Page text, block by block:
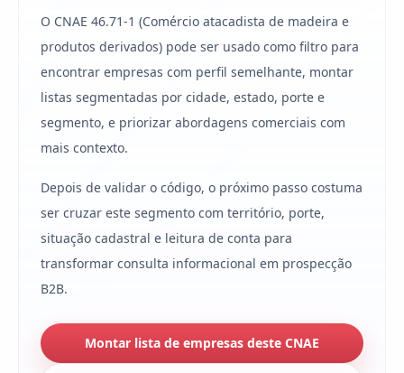
O CNAE 46.71-1 (Comércio atacadista de madeira e
produtos derivados) pode ser usado como filtro para
encontrar empresas com perfil semelhante, montar
listas segmentadas por cidade, estado, porte e
segmento, e priorizar abordagens comerciais com
mais contexto.
Depois de validar o código, o próximo passo costuma
ser cruzar este segmento com território, porte,
situação cadastral e leitura de conta para
transformar consulta informacional em prospecção
B2B.
Montar lista de empresas deste CNAE